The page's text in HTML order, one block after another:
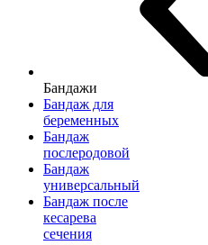
Бандажи
Бандаж для
беременных
Бандаж
послеродовой
Бандаж
универсальный
Бандаж после
кесарева
сечения